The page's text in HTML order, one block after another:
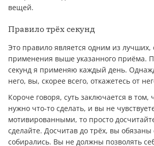
вещей.
Правило трёх секунд
Это правило является одним из лучших,
применения выше указанного приёма.
секунд я применяю каждый день.
него, вы, скорее всего, откажетесь от
Короче говоря, суть заключается в том,
нужно что-то сделать, и вы не
мотивированными, то просто
сделайте. Досчитав до трёх, вы обязаны
собирались. Вы не должны позволять